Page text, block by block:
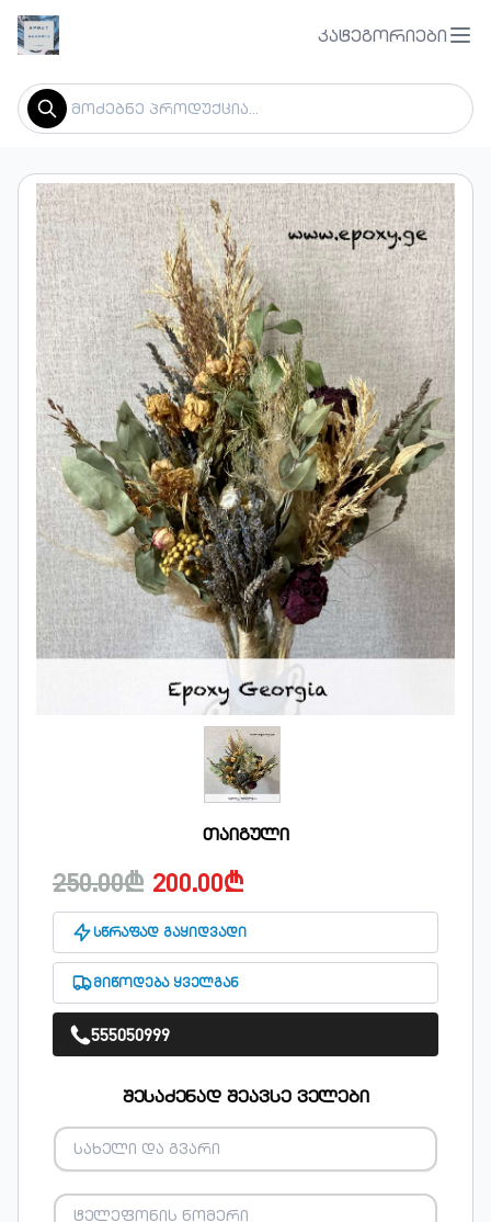
კატეგორიები
თაიგული
250.00₾ 200.00₾
სწრაფად გაყიდვადი
მიწოდება ყველგან
555050999
შესაძენად შეავსე ველები